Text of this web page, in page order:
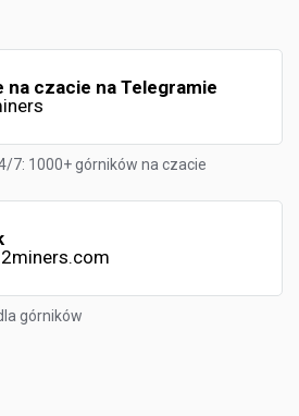
na czacie na Telegramie
7: 1000+ górników na czacie
górników